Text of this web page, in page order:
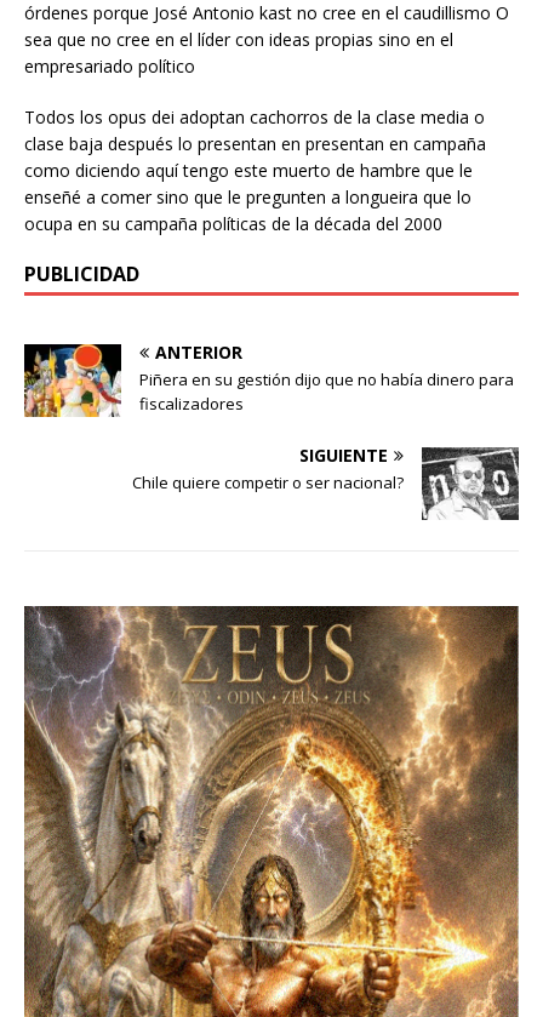
órdenes porque José Antonio kast no cree en el caudillismo O
sea que no cree en el líder con ideas propias sino en el
empresariado político
Todos los opus dei adoptan cachorros de la clase media o
clase baja después lo presentan en presentan en campaña
como diciendo aquí tengo este muerto de hambre que le
enseñé a comer sino que le pregunten a longueira que lo
ocupa en su campaña políticas de la década del 2000
PUBLICIDAD
ANTERIOR
Piñera en su gestión dijo que no había dinero para
fiscalizadores
SIGUIENTE
Chile quiere competir o ser nacional?